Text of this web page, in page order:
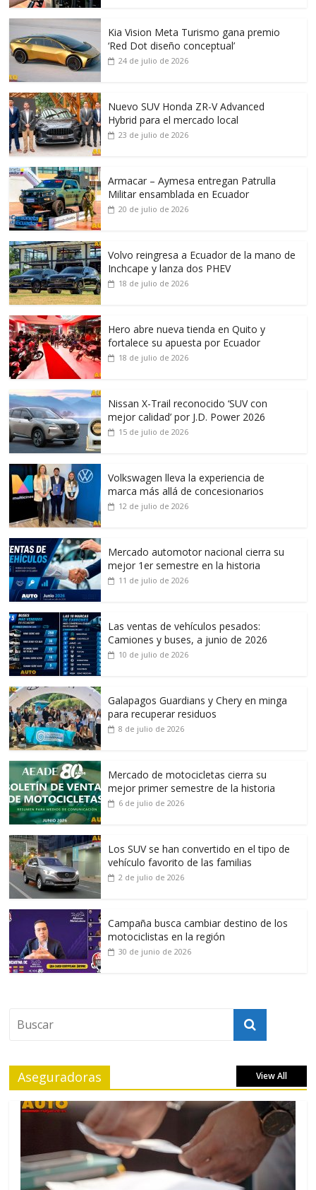
Kia Vision Meta Turismo gana premio
‘Red Dot diseño conceptual’
24 de julio de 2026
Nuevo SUV Honda ZR-V Advanced
Hybrid para el mercado local
23 de julio de 2026
Armacar – Aymesa entregan Patrulla
Militar ensamblada en Ecuador
20 de julio de 2026
Volvo reingresa a Ecuador de la mano de
Inchcape y lanza dos PHEV
18 de julio de 2026
Hero abre nueva tienda en Quito y
fortalece su apuesta por Ecuador
18 de julio de 2026
Nissan X-Trail reconocido ‘SUV con
mejor calidad’ por J.D. Power 2026
15 de julio de 2026
Volkswagen lleva la experiencia de
marca más allá de concesionarios
12 de julio de 2026
Mercado automotor nacional cierra su
mejor 1er semestre en la historia
11 de julio de 2026
Las ventas de vehículos pesados:
Camiones y buses, a junio de 2026
10 de julio de 2026
Galapagos Guardians y Chery en minga
para recuperar residuos
8 de julio de 2026
Mercado de motocicletas cierra su
mejor primer semestre de la historia
6 de julio de 2026
Los SUV se han convertido en el tipo de
vehículo favorito de las familias
2 de julio de 2026
Campaña busca cambiar destino de los
motociclistas en la región
30 de junio de 2026
Aseguradoras View All